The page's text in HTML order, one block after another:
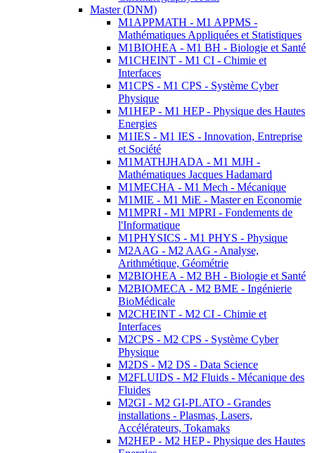
Master (DNM)
M1APPMATH - M1 APPMS -
Mathématiques Appliquées et Statistiques
M1BIOHEA - M1 BH - Biologie et Santé
M1CHEINT - M1 CI - Chimie et
Interfaces
M1CPS - M1 CPS - Système Cyber
Physique
M1HEP - M1 HEP - Physique des Hautes
Energies
M1IES - M1 IES - Innovation, Entreprise
et Société
M1MATHJHADA - M1 MJH -
Mathématiques Jacques Hadamard
M1MECHA - M1 Mech - Mécanique
M1MIE - M1 MiE - Master en Economie
M1MPRI - M1 MPRI - Fondements de
l'Informatique
M1PHYSICS - M1 PHYS - Physique
M2AAG - M2 AAG - Analyse,
Arithmétique, Géométrie
M2BIOHEA - M2 BH - Biologie et Santé
M2BIOMECA - M2 BME - Ingénierie
BioMédicale
M2CHEINT - M2 CI - Chimie et
Interfaces
M2CPS - M2 CPS - Système Cyber
Physique
M2DS - M2 DS - Data Science
M2FLUIDS - M2 Fluids - Mécanique des
Fluides
M2GI - M2 GI-PLATO - Grandes
installations - Plasmas, Lasers,
Accélérateurs, Tokamaks
M2HEP - M2 HEP - Physique des Hautes